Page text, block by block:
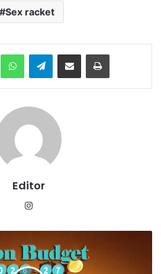
Sex racket
WhatsAppTelegramShare via Email Print
Editor